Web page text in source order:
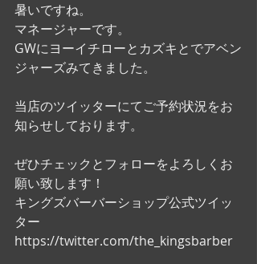
暑いですね。
マネージャーです。
GWにヨーイチローとカズキとでアベン
ジャーズみてきました。
当店のツイッターにてご予約状況をお
知らせしております。
ぜひチェックとフォローをよろしくお
願い致します！
キングズバーバーショップ公式ツイッ
ター
https://twitter.com/the_kingsbarber